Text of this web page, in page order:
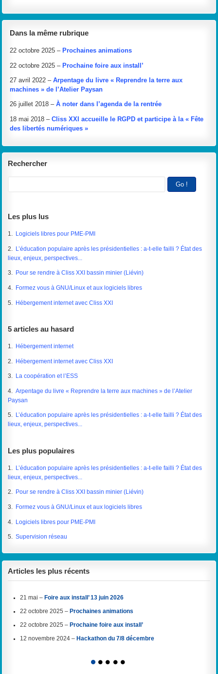
Dans la même rubrique
22 octobre 2025 – Prochaines animations
22 octobre 2025 –Prochaine foire aux install’
27 avril 2022 –Arpentage du livre « Reprendre la terre aux
machines » de l’Atelier Paysan
26 juillet 2018 –À noter dans l’agenda de la rentrée
18 mai 2018 –Cliss XXI accueille le RGPD et participe à la « Fête
des libertés numériques »
Rechercher
Les plus lus
1. Logiciels libres pour PME-PMI
2.
L’éducation populaire après les présidentielles : a-t-elle failli ? État des
lieux, enjeux, perspectives...
3. Pour se rendre à Cliss XXI bassin minier (Liévin)
4. Formez vous à GNU/Linux et aux logiciels libres
5. Hébergement internet avec Cliss XXI
5 articles au hasard
1. Hébergement internet
2. Hébergement internet avec Cliss XXI
3. La coopération et l’ESS
4.Arpentage du livre « Reprendre la terre aux machines » de l’Atelier
Paysan
5.
L’éducation populaire après les présidentielles : a-t-elle failli ? État des
lieux, enjeux, perspectives...
Les plus populaires
1.
L’éducation populaire après les présidentielles : a-t-elle failli ? État des
lieux, enjeux, perspectives...
2. Pour se rendre à Cliss XXI bassin minier (Liévin)
3. Formez vous à GNU/Linux et aux logiciels libres
4. Logiciels libres pour PME-PMI
5.Supervision réseau
Articles les plus récents
21 mai – Foire aux install’ 13 juin 2026
22 octobre 2025 – Prochaines animations
22 octobre 2025 – Prochaine foire aux install’
12 novembre 2024 – Hackathon du 7/8 décembre
1 2 3 4 5